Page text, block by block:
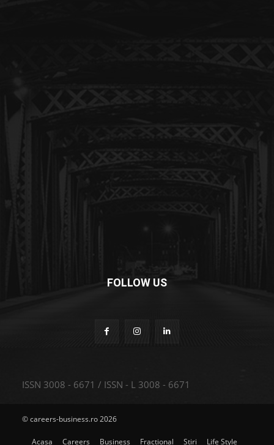
FOLLOW US
ISSN 3008 - 6671 / ISSN - L 3008 - 6671
© careers-business.ro 2026
Acasa Careers Business Fractional Stiri Life Style